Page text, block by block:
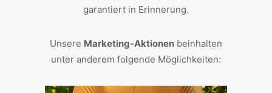
garantiert in Erinnerung.
Unsere Marketing-Aktionen beinhalten
unter anderem folgende Möglichkeiten: